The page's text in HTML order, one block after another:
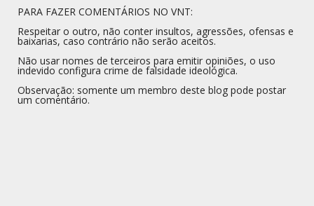
PARA FAZER COMENTÁRIOS NO VNT:
Respeitar o outro, não conter insultos, agressões, ofensas e
baixarias, caso contrário não serão aceitos.
Não usar nomes de terceiros para emitir opiniões, o uso
indevido configura crime de falsidade ideológica.
Observação: somente um membro deste blog pode postar
um comentário.